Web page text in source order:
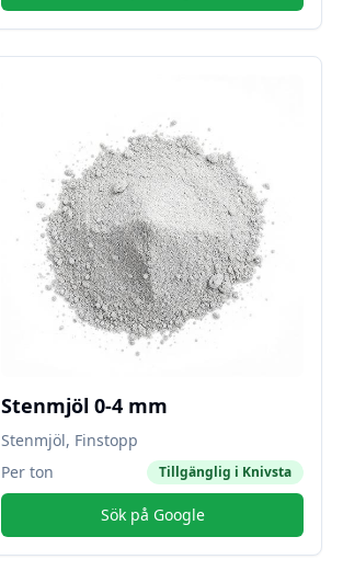
Stenmjöl 0-4 mm
Stenmjöl, Finstopp
Per ton
Tillgänglig i Knivsta
Sök på Google